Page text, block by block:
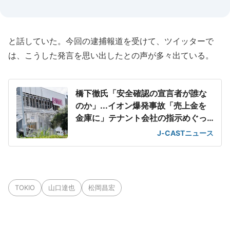
と話していた。今回の逮捕報道を受けて、ツイッターで
は、こうした発言を思い出したとの声が多々出ている。
橋下徹氏「安全確認の宣言者が誰な
のか」...イオン爆発事故「売上金を
金庫に」テナント会社の指示めぐっ
J-CASTニュース
TOKIO 山口達也 松岡昌宏